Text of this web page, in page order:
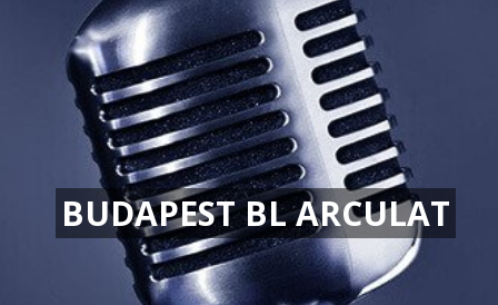
BUDAPEST BL ARCULAT